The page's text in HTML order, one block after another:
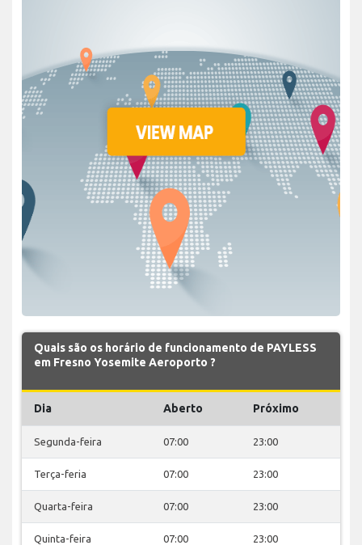
Quais são os horário de funcionamento de PAYLESS
em Fresno Yosemite Aeroporto ?
Dia Aberto Próximo
Segunda-feira 07:00 23:00
Terça-feria 07:00 23:00
Quarta-feira 07:00 23:00
Quinta-feira 07:00 23:00